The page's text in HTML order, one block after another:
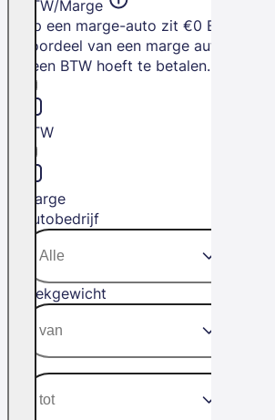
BTW/Marge
Op een marge-auto zit €0 BTW. Het
voordeel van een marge auto is dat je
geen BTW hoeft te betalen.
BTW
Marge
Autobedrijf
Trekgewicht